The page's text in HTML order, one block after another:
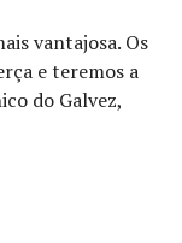
vantajosa. Os
e teremos a
do Galvez,